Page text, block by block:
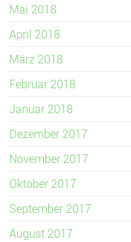
Mai 2018
April 2018
März 2018
Februar 2018
Januar 2018
Dezember 2017
November 2017
Oktober 2017
September 2017
August 2017